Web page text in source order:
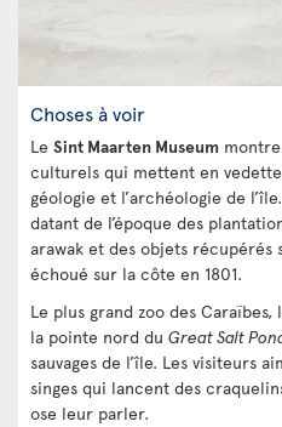
Choses à voir
Le Sint Maarten Museum
culturels qui mettent en
géologie et l’archéologie de
datant de l’époque des
arawak et des objets récupérés
échoué sur la côte en 1801.
Le plus grand zoo des Caraïbes,
la pointe nord du Great Salt
sauvages de l’île. Les visiteurs
singes qui lancent des
ose leur parler.